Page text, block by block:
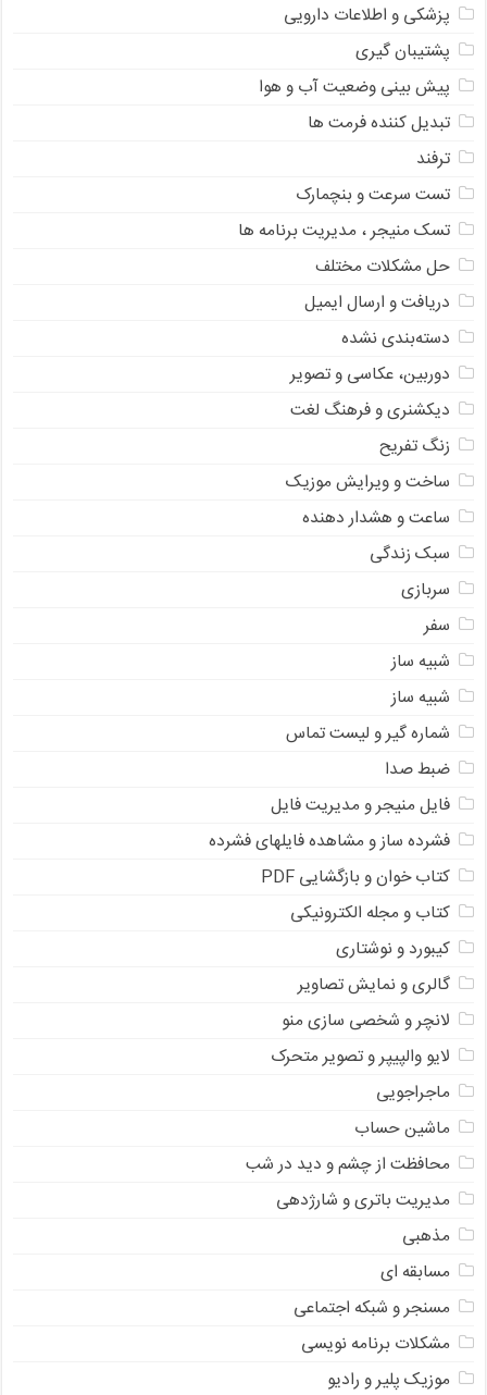
پزشکی و اطلاعات دارویی
پشتیبان گیری
پیش بینی وضعیت آب و هوا
تبدیل کننده فرمت ها
ترفند
تست سرعت و بنچمارک
تسک منیجر ، مدیریت برنامه ها
حل مشکلات مختلف
دریافت و ارسال ایمیل
دسته‌بندی نشده
دوربین، عکاسی و تصویر
دیکشنری و فرهنگ لغت
زنگ تفریح
ساخت و ویرایش موزیک
ساعت و هشدار دهنده
سبک زندگی
سربازی
سفر
شبیه ساز
شبیه ساز
شماره گیر و لیست تماس
ضبط صدا
فایل منیجر و مدیریت فایل
فشرده ساز و مشاهده فایلهای فشرده
کتاب خوان و بازگشایی PDF
کتاب و مجله الکترونیکی
کیبورد و نوشتاری
گالری و نمایش تصاویر
لانچر و شخصی سازی منو
لایو والپیپر و تصویر متحرک
ماجراجویی
ماشین حساب
محافظت از چشم و دید در شب
مدیریت باتری و شارژدهی
مذهبی
مسابقه ای
مسنجر و شبکه اجتماعی
مشکلات برنامه نویسی
موزیک پلیر و رادیو